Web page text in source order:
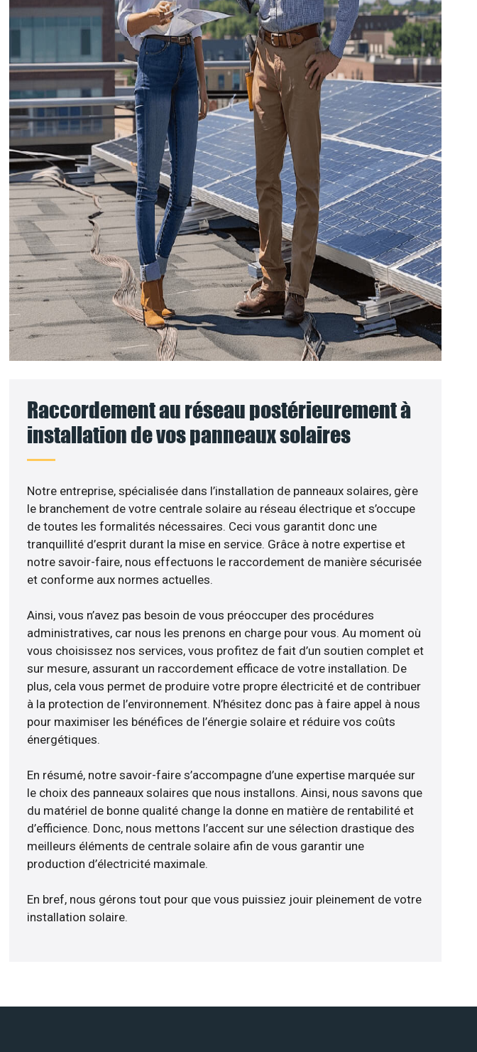
Raccordement au réseau postérieurement à
installation de vos panneaux solaires
Notre entreprise, spécialisée dans l’installation de panneaux solaires, gère
le branchement de votre centrale solaire au réseau électrique et s’occupe
de toutes les formalités nécessaires. Ceci vous garantit donc une
tranquillité d’esprit durant la mise en service. Grâce à notre expertise et
notre savoir-faire, nous effectuons le raccordement de manière sécurisée
et conforme aux normes actuelles.
Ainsi, vous n’avez pas besoin de vous préoccuper des procédures
administratives, car nous les prenons en charge pour vous. Au moment où
vous choisissez nos services, vous profitez de fait d’un soutien complet et
sur mesure, assurant un raccordement efficace de votre installation. De
plus, cela vous permet de produire votre propre électricité et de contribuer
à la protection de l’environnement. N’hésitez donc pas à faire appel à nous
pour maximiser les bénéfices de l’énergie solaire et réduire vos coûts
énergétiques.
En résumé, notre savoir-faire s’accompagne d’une expertise marquée sur
le choix des panneaux solaires que nous installons. Ainsi, nous savons que
du matériel de bonne qualité change la donne en matière de rentabilité et
d’efficience. Donc, nous mettons l’accent sur une sélection drastique des
meilleurs éléments de centrale solaire afin de vous garantir une
production d’électricité maximale.
En bref, nous gérons tout pour que vous puissiez jouir pleinement de votre
installation solaire.